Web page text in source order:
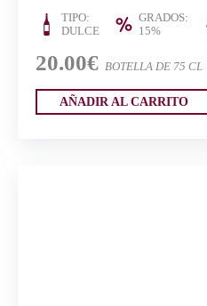
TIPO:
DULCE
GRADOS:
15%
20.00€ BOTELLA DE 75 CL
AÑADIR AL CARRITO